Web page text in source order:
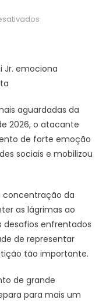
em
do
Brasil,
Vini
Jr.
emociona
chorar
durante
entrevista
Jr. emociona
aguardadas da
2026, o atacante
de forte emoção
sociais e mobilizou
concentração da
as lágrimas ao
desafios enfrentados
de representar
tão importante.
de grande
para mais um